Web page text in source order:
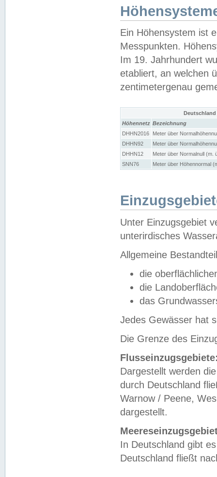
Ein Höhensystem ist
Messpunkten.
Im 19. Jahrhundert
etabliert, an welchen
zentimetergenau
Höhennetz Bezeichnung
DHHN2016
Meter über
DHHN92
Meter über
DHHN12
Meter über Normalnull (m.
SNN76
Meter über Höhennormal
Unter Einzugsgebiet
unterirdisches
Allgemeine
die
die
das
Jedes Gewässer hat
Die Grenze des
Dargestellt werden
durch Deutschland
Warnow / Peene,
dargestellt.
In Deutschland gibt
Deutschland fließt